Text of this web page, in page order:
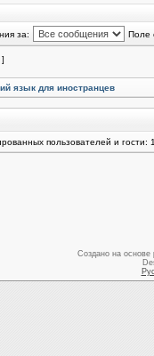
за: Поле
язык для иностранцев
пользователей и гости:
Создано на основе